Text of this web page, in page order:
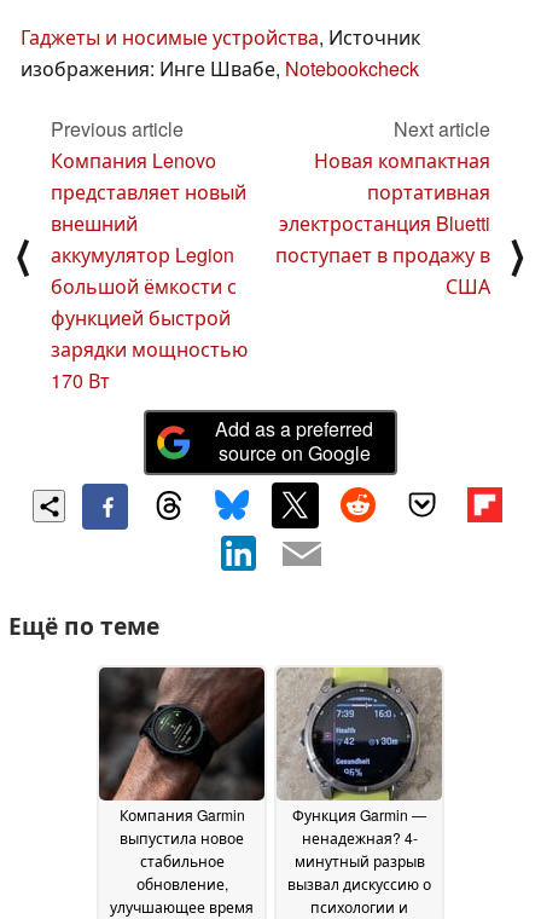
Гаджеты и носимые устройства, Источник
изображения: Инге Швабе, Notebookcheck
⟨
Previous article
Компания Lenovo
представляет новый
внешний
аккумулятор Legion
большой ёмкости с
функцией быстрой
зарядки мощностью
170 Вт
Next article
Новая компактная
портативная
электростанция Bluetti
поступает в продажу в
США
⟩
Add as a preferred
source on Google
Ещё по теме
Компания Garmin
выпустила новое
стабильное
обновление,
улучшающее время
Функция Garmin —
ненадежная? 4-
минутный разрыв
вызвал дискуссию о
психологии и